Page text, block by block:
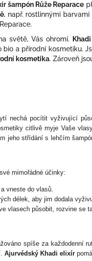
šampón Růže Reparace
, např. rostlinnými
světě, Vás ohromí.
bio a přírodní kosmetiku.
kosmetika. Zároveň
nechá pocítit vyživující
citlivě myje Vaše
jeho střídání s lehčím
své mimořádné účinky:
vneste do vlasů.
délek, aby jim dodala
vlasech působit, rozvine se
spíše za každodenní
Ajurvédský Khadi elixír